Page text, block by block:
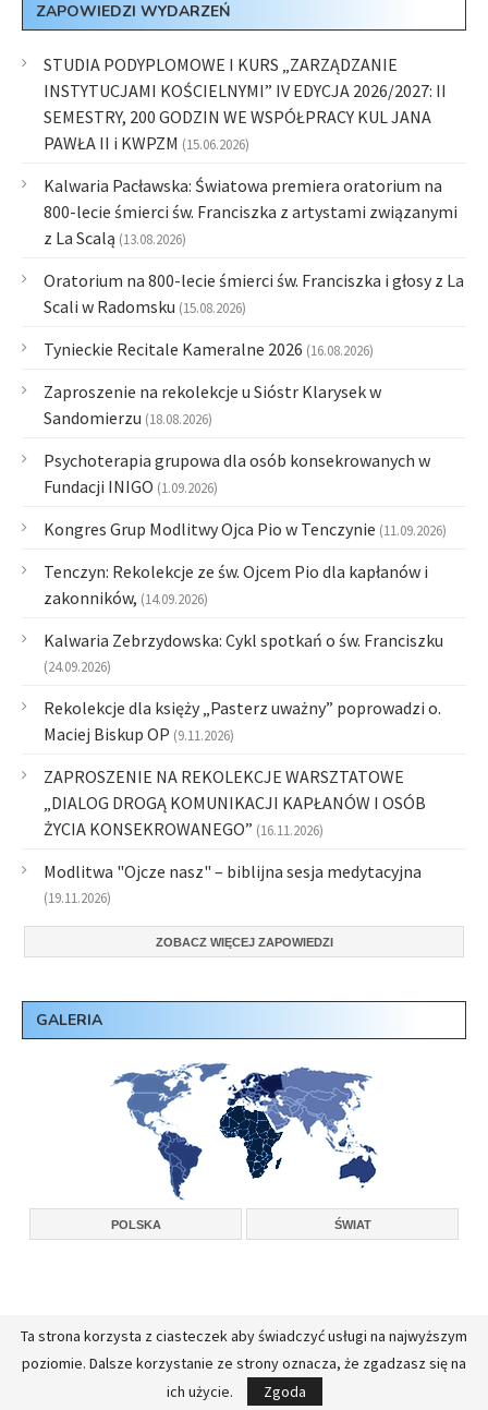
ZAPOWIEDZI WYDARZEŃ
STUDIA PODYPLOMOWE I KURS „ZARZĄDZANIE
INSTYTUCJAMI KOŚCIELNYMI” IV EDYCJA 2026/2027: II
SEMESTRY, 200 GODZIN WE WSPÓŁPRACY KUL JANA
PAWŁA II i KWPZM (15.06.2026)
Kalwaria Pacławska: Światowa premiera oratorium na
800-lecie śmierci św. Franciszka z artystami związanymi
z La Scalą (13.08.2026)
Oratorium na 800-lecie śmierci św. Franciszka i głosy z La
Scali w Radomsku (15.08.2026)
Tynieckie Recitale Kameralne 2026 (16.08.2026)
Zaproszenie na rekolekcje u Sióstr Klarysek w
Sandomierzu (18.08.2026)
Psychoterapia grupowa dla osób konsekrowanych w
Fundacji INIGO (1.09.2026)
Kongres Grup Modlitwy Ojca Pio w Tenczynie (11.09.2026)
Tenczyn: Rekolekcje ze św. Ojcem Pio dla kapłanów i
zakonników, (14.09.2026)
Kalwaria Zebrzydowska: Cykl spotkań o św. Franciszku
(24.09.2026)
Rekolekcje dla księży „Pasterz uważny” poprowadzi o.
Maciej Biskup OP (9.11.2026)
ZAPROSZENIE NA REKOLEKCJE WARSZTATOWE
„DIALOG DROGĄ KOMUNIKACJI KAPŁANÓW I OSÓB
ŻYCIA KONSEKROWANEGO” (16.11.2026)
Modlitwa "Ojcze nasz" – biblijna sesja medytacyjna
(19.11.2026)
ZOBACZ WIĘCEJ ZAPOWIEDZI
GALERIA
POLSKA ŚWIAT
Copyright © 2026, Konferencja Wyższych Przełożonych Zakonów Męskich w
Polsce.
FullStackAdmin - opieka administracyjna nad serwerami
Ta strona korzysta z ciasteczek aby świadczyć usługi na najwyższym
poziomie. Dalsze korzystanie ze strony oznacza, że zgadzasz się na
ich użycie.
Zgoda